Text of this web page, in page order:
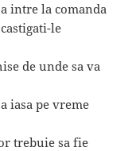
intre la comanda
le
de unde sa va
iasa pe vreme
trebuie sa fie